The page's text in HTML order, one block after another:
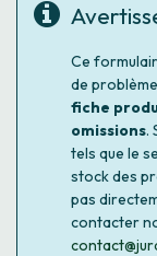
Ce
de
fiche
omissions.
tels que le
stock des
pas
contacter